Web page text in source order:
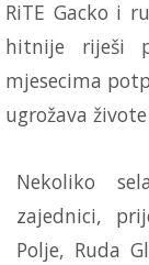
RiTE Gacko i
hitnije riješi
mjesecima
ugrožava
Nekoliko
zajednici,
Polje, Ruda